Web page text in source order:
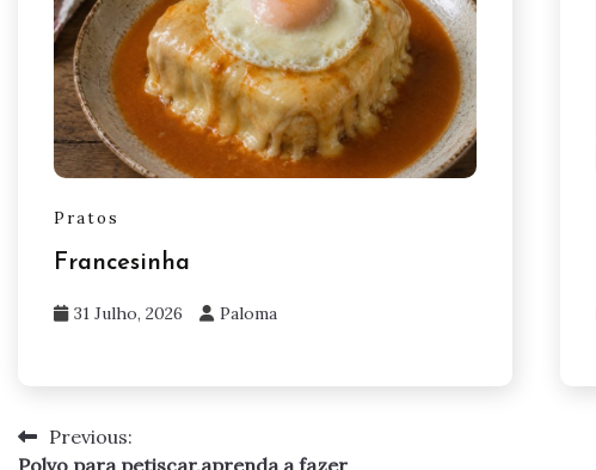
Pratos
Francesinha
31 Julho, 2026 Paloma
Navegação
Previous:
Polvo para petiscar,aprenda a fazer